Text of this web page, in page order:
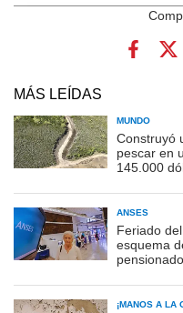
MÁS LEÍDAS
MUNDO
Construyó
pescar en
145.000
ANSES
Feriado
esquema
¡MANOS A LA